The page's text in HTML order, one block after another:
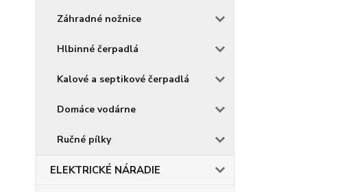
Záhradné nožnice
Hlbinné čerpadlá
Kalové a septikové čerpadlá
Domáce vodárne
Ručné pílky
ELEKTRICKÉ NÁRADIE